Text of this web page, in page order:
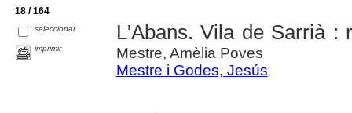
18 / 164
seleccionar
imprimir
L'Abans. Vila de Sarrià :
Mestre, Amèlia Poves
Mestre i Godes, Jesús